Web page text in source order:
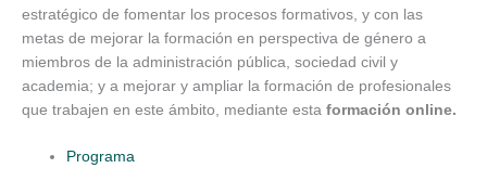
estratégico de fomentar los procesos formativos, y con las
metas de mejorar la formación en perspectiva de género a
miembros de la administración pública, sociedad civil y
academia; y a mejorar y ampliar la formación de profesionales
que trabajen en este ámbito, mediante esta formación online.
Programa